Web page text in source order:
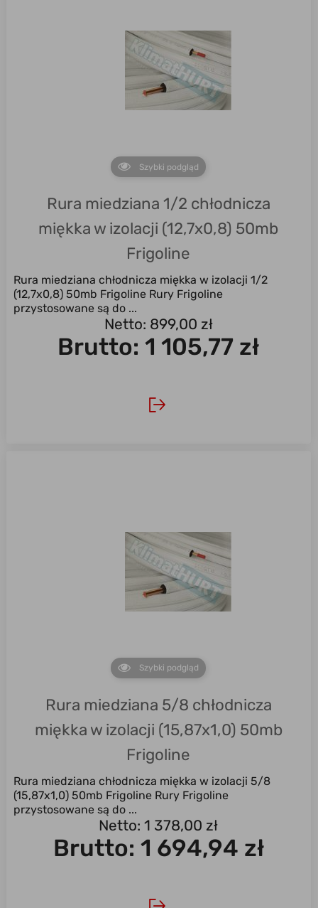
Szybki podgląd
Rura miedziana 1/2 chłodnicza
miękka w izolacji (12,7x0,8) 50mb
Frigoline
Rura miedziana chłodnicza miękka w izolacji 1/2
(12,7x0,8) 50mb Frigoline Rury Frigoline
przystosowane są do ...
Netto: 899,00 zł
Brutto:1 105,77 zł
Szybki podgląd
Rura miedziana 5/8 chłodnicza
miękka w izolacji (15,87x1,0) 50mb
Frigoline
Rura miedziana chłodnicza miękka w izolacji 5/8
(15,87x1,0) 50mb Frigoline Rury Frigoline
przystosowane są do ...
Netto: 1 378,00 zł
Brutto: 1 694,94 zł